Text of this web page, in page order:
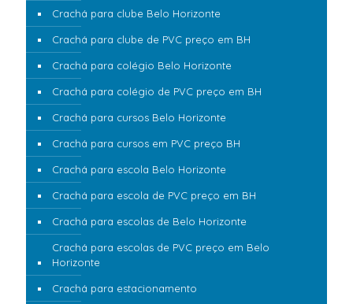
Crachá para clube Belo Horizonte
Crachá para clube de PVC preço em BH
Crachá para colégio Belo Horizonte
Crachá para colégio de PVC preço em BH
Crachá para cursos Belo Horizonte
Crachá para cursos em PVC preço BH
Crachá para escola Belo Horizonte
Crachá para escola de PVC preço em BH
Crachá para escolas de Belo Horizonte
Crachá para escolas de PVC preço em Belo
Horizonte
Crachá para estacionamento